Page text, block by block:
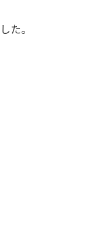
た。